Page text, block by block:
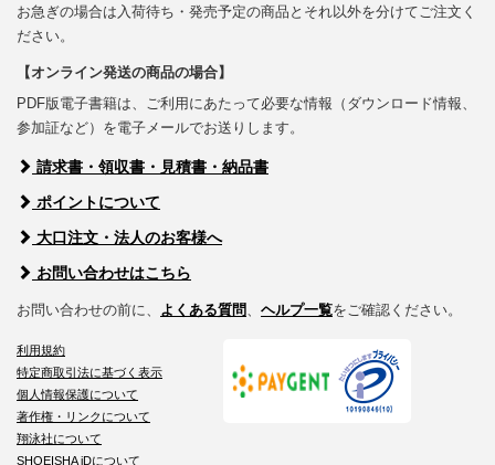
お急ぎの場合は入荷待ち・発売予定の商品とそれ以外を分けてご注文く
ださい。
【オンライン発送の商品の場合】
PDF版電子書籍は、ご利用にあたって必要な情報（ダウンロード情報、
参加証など）を電子メールでお送りします。
請求書・領収書・見積書・納品書
ポイントについて
大口注文・法人のお客様へ
お問い合わせはこちら
お問い合わせの前に、 よくある質問 ヘルプ一覧をご確認ください。
利用規約
特定商取引法に基づく表示
個人情報保護について
著作権・リンクについて
翔泳社について
SHOEISHA iDについて